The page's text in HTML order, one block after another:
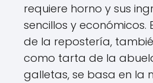
requiere horno y sus
sencillos y económicos.
de la repostería,
como tarta de la
galletas, se basa en la